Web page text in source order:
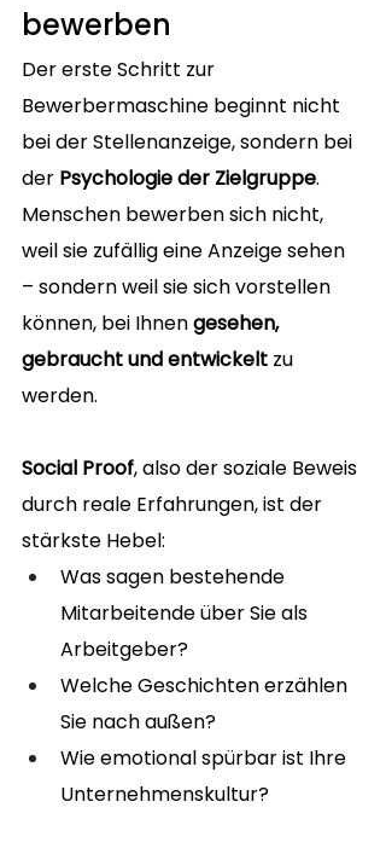
bewerben
Der erste Schritt zur
Bewerbermaschine beginnt nicht
bei der Stellenanzeige, sondern bei
der Psychologie der Zielgruppe.
Menschen bewerben sich nicht,
weil sie zufällig eine Anzeige sehen
– sondern weil sie sich vorstellen
können, bei Ihnen gesehen,
gebraucht und entwickelt zu
werden.
Social Proof, also der soziale Beweis
durch reale Erfahrungen, ist der
stärkste Hebel:
Was sagen bestehende
Mitarbeitende über Sie als
Arbeitgeber?
Welche Geschichten erzählen
Sie nach außen?
Wie emotional spürbar ist Ihre
Unternehmenskultur?